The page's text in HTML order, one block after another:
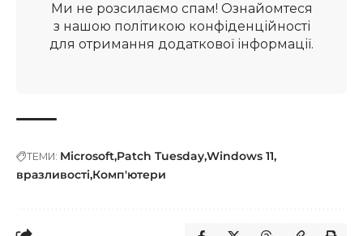
Ми не розсилаємо спам! Ознайомтеся
з нашою політикою конфіденційності
для отримання додаткової інформації.
ТЕМИ: Microsoft Patch TuesdayWindows 11
вразливості Комп'ютери